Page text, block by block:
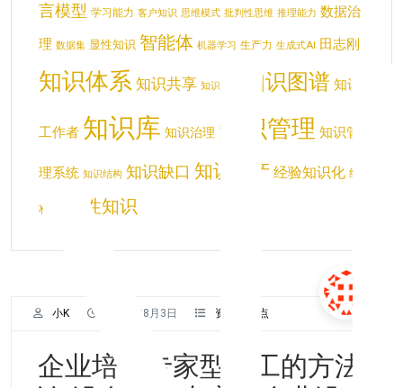
小K 2025年8月3日 资讯与观点
企业培养专家型员工的方法
言模型 学习能力 客户知识 思维模式 批判性思维 推理能力 数据治
理 数据集 显性知识 智能体 机器学习 生产力 生成式AI 田志刚
知识体系 知识共享 知识分类 知识图谱 知识
工作者 知识库 知识治理 知识管理 知识管
理系统 知识结构 知识缺口 知识资产 经验知识化 结
构化 隐性知识